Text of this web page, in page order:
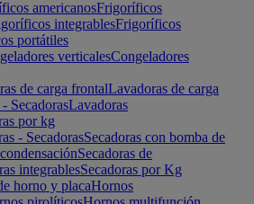
americanosFrigoríficos
integrablesFrigoríficos
portátiles
verticalesCongeladores
de carga frontalLavadoras de carga
SecadorasLavadoras
por kg
- SecadorasSecadoras con bomba de
Secadoras de
integrablesSecadoras por Kg
horno y placaHornos